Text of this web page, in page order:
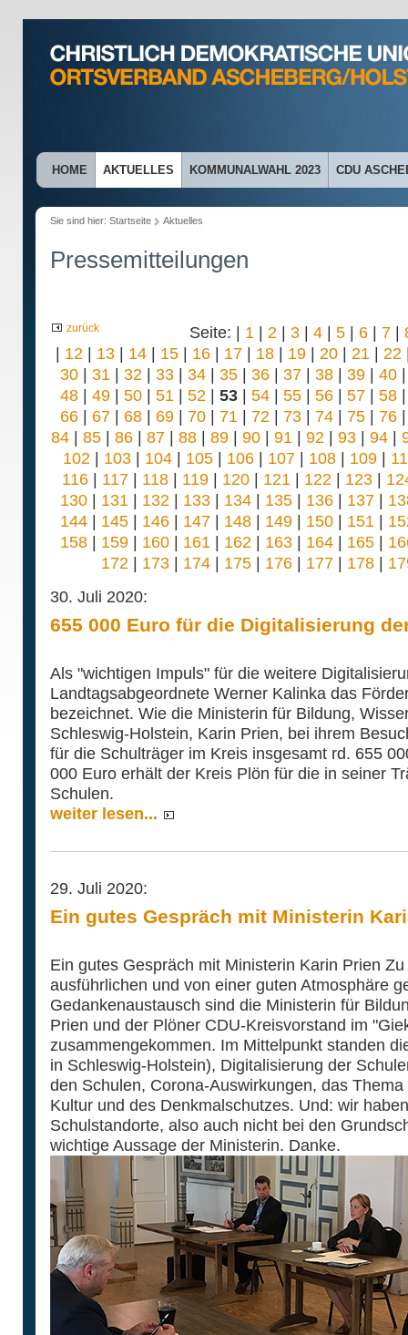
HOME AKTUELLES KOMMUNALWAHL 2023 CDU
Sie sind hier: Startseite Aktuelles
Pressemitteilungen
zurück Seite: | 1 | 2 | 3 | 4 | 5 | 6 | 7 |
| 12 | 13| 14| 15| 16| 17| 18| 19| 20| 21 | 22
30| 31 | 32 | 33| 34| 35| 36| 37| 38| 39| 40
48| 49| 50| 51 | 52 | 53| 54| 55| 56| 57| 58
66| 67| 68| 69| 70| 71 | 72 | 73| 74| 75| 76
84| 85| 86| 87| 88| 89| 90| 91 | 92 | 93| 94|
102 | 103 | 104 | 105 | 106 | 107 | 108 | 109 |
116| 117| 118| 119| 120| 121 | 122 | 123|
130| 131 | 132 | 133| 134| 135| 136| 137|
144| 145| 146| 147| 148| 149| 150| 151 |
158| 159| 160| 161 | 162 | 163| 164| 165|
172 | 173| 174| 175| 176| 177| 178|
30. Juli 2020:
655 000 Euro für die Digitalisierung
Als "wichtigen Impuls" für die weitere
Landtagsabgeordnete Werner Kalinka das
bezeichnet. Wie die Ministerin für Bildung,
Schleswig-Holstein, Karin Prien, bei ihrem
für die Schulträger im Kreis insgesamt rd. 655
000 Euro erhält der Kreis Plön für die in seiner
Schulen.
weiter lesen...
29. Juli 2020:
Ein gutes Gespräch mit Ministerin
Ein gutes Gespräch mit Ministerin Karin Prien
ausführlichen und von einer guten Atmosphäre
Gedankenaustausch sind die Ministerin für
Prien und der Plöner CDU-Kreisvorstand im
zusammengekommen. Im Mittelpunkt standen
in Schleswig-Holstein), Digitalisierung der
den Schulen, Corona-Auswirkungen, das
Kultur und des Denkmalschutzes. Und: wir
Schulstandorte, also auch nicht bei den
wichtige Aussage der Ministerin. Danke.